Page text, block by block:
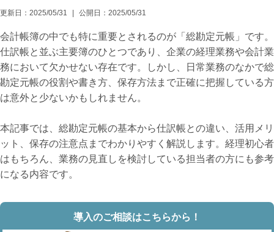
更新日： 2025/05/31 公開日： 2025/05/31
会計帳簿の中でも特に重要とされるのが「総勘定元帳」です。
仕訳帳と並ぶ主要簿のひとつであり、企業の経理業務や会計業
務において欠かせない存在です。しかし、日常業務のなかで総
勘定元帳の役割や書き方、保存方法まで正確に把握している方
は意外と少ないかもしれません。
本記事では、総勘定元帳の基本から仕訳帳との違い、活用メリ
ット、保存の注意点までわかりやすく解説します。経理初心者
はもちろん、業務の見直しを検討している担当者の方にも参考
になる内容です。
導入のご相談はこちらから！